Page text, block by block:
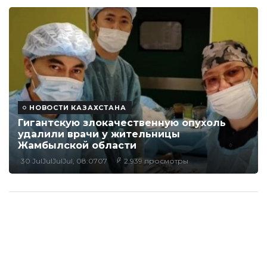
НОВОСТИ КАЗАХСТАНА
Гигантскую злокачественную опухоль
удалили врачи у жительницы
Жамбылской области
30 JulJulJulJul, 08:0707 2,939 просмотры